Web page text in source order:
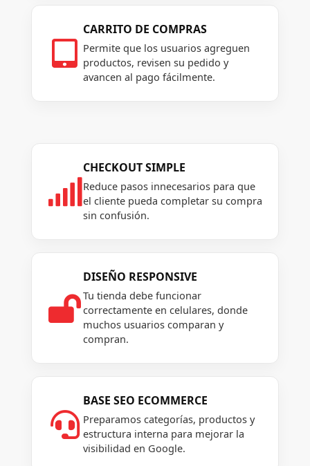

CARRITO DE COMPRAS
Permite que los usuarios agreguen
productos, revisen su pedido y
avancen al pago fácilmente.

CHECKOUT SIMPLE
Reduce pasos innecesarios para que
el cliente pueda completar su compra
sin confusión.

DISEÑO RESPONSIVE
Tu tienda debe funcionar
correctamente en celulares, donde
muchos usuarios comparan y
compran.

BASE SEO ECOMMERCE
Preparamos categorías, productos y
estructura interna para mejorar la
visibilidad en Google.